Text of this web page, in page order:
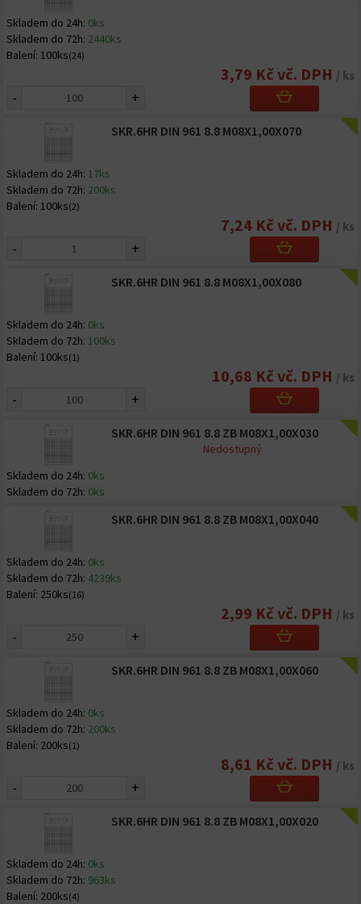
Skladem do 24h: 0ks
Skladem do 72h: 2440ks
Balení: 100ks(24)
3,79 Kč vč. DPH / ks
- +
SKR.6HR DIN 961 8.8 M08X1,00X070
Skladem do 24h: 17ks
Skladem do 72h: 200ks
Balení: 100ks(2)
7,24 Kč vč. DPH / ks
- +
SKR.6HR DIN 961 8.8 M08X1,00X080
Skladem do 24h: 0ks
Skladem do 72h: 100ks
Balení: 100ks(1)
10,68 Kč vč. DPH / ks
- +
SKR.6HR DIN 961 8.8 ZB M08X1,00X030
Skladem do 24h: 0ks
Skladem do 72h: 0ks
Nedostupný
SKR.6HR DIN 961 8.8 ZB M08X1,00X040
Skladem do 24h: 0ks
Skladem do 72h: 4239ks
Balení: 250ks(16)
2,99 Kč vč. DPH / ks
- +
SKR.6HR DIN 961 8.8 ZB M08X1,00X060
Skladem do 24h: 0ks
Skladem do 72h: 200ks
Balení: 200ks(1)
8,61 Kč vč. DPH / ks
- +
SKR.6HR DIN 961 8.8 ZB M08X1,00X020
Skladem do 24h: 0ks
Skladem do 72h: 963ks
Balení: 200ks(4)